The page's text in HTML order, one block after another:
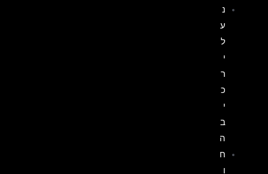
נ
ע
ל
י
ר
כ
י
ב
ה
ח
ו